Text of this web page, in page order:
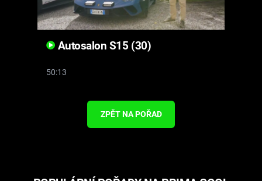
Autosalon S15 (30)
50:13
ZPĚT NA POŘAD